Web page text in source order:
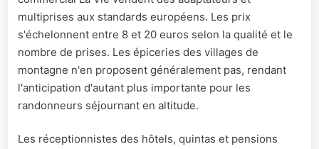
multiprises aux standards européens. Les prix
s'échelonnent entre 8 et 20 euros selon la qualité et le
nombre de prises. Les épiceries des villages de
montagne n'en proposent généralement pas, rendant
l'anticipation d'autant plus importante pour les
randonneurs séjournant en altitude.
Les réceptionnistes des hôtels, quintas et pensions